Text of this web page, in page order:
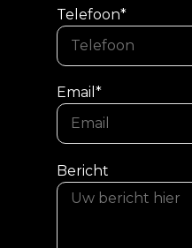
Telefoon*
Email*
Bericht